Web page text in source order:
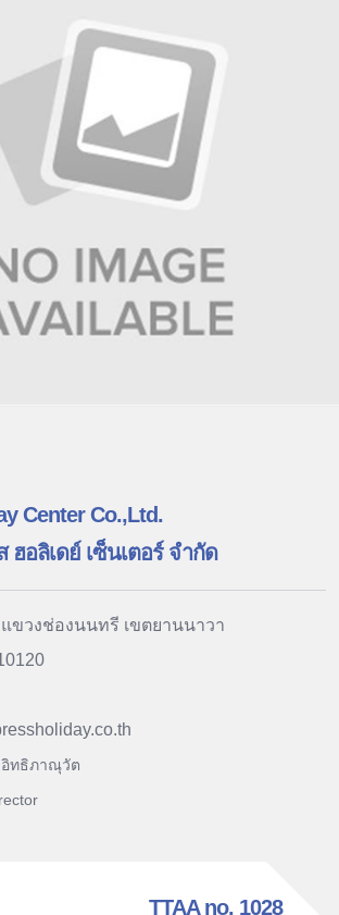
Center Co.,Ltd.
ฮอลิเดย์ เซ็นเตอร์ จำกัด
ขวงช่องนนทรี เขตยานนาวา
ทธิภาณุวัต
TTAA no. 1028